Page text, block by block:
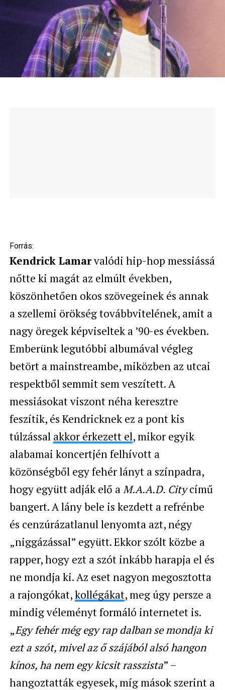
Forrás:
Kendrick Lamarvalódi hip-hop messiássá
nőtte ki magát az elmúlt években,
köszönhetően okos szövegeinek és annak
a szellemi örökség továbbvitelének, amit a
nagy öregek képviseltek a ’90-es években.
Emberünk legutóbbi albumával végleg
betört a mainstreambe, miközben az utcai
respektből semmit sem veszített. A
messiásokat viszont néha keresztre
feszítik, és Kendricknek ez a pont kis
túlzással akkor érkezett el, mikor egyik
alabamai koncertjén felhívott a
közönségből egy fehér lányt a színpadra,
hogy együtt adják elő aM.A.A.D. Citycímű
bangert. A lány bele is kezdett a refrénbe
és cenzúrázatlanul lenyomta azt, négy
„niggázással” együtt. Ekkor szólt közbe a
rapper, hogy ezt a szót inkább harapja el és
ne mondja ki. Az eset nagyon megosztotta
a rajongókat,kollégákat, meg úgy persze a
mindig véleményt formáló internetet is.
„Egy fehér még egy rap dalban se mondja ki
ezt a szót, mivel az ő szájából alsó hangon
kínos, ha nem egy kicsit rasszista” –
hangoztatták egyesek, míg mások szerint a